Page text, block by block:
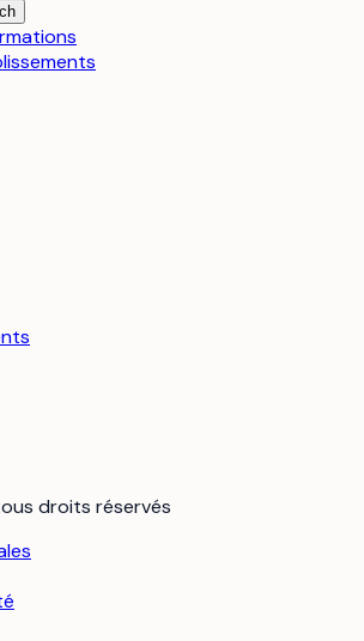
droits réservés